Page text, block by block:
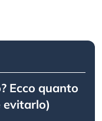
Ecco quanto
evitarlo)